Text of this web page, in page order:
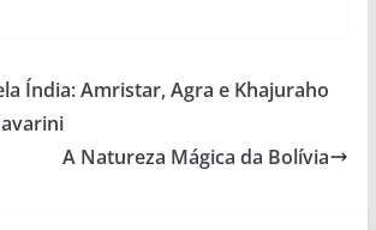
Índia: Amristar, Agra e Khajuraho
A Natureza Mágica da Bolívia